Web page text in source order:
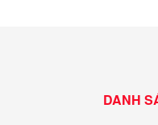
DANH